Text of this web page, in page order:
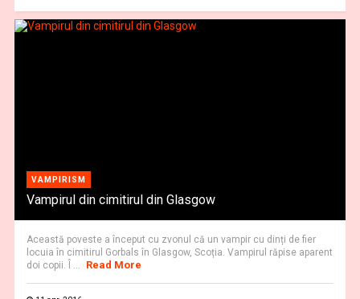
VAMPIRISM
Vampirul din cimitirul din Glasgow
Această poveste a început cu zvonul că un vampir cu dinți de fier
locuia în cimitirul Gorbals în Glasgow, Scoția. Vampirul răpise aparent
doi copii. Î ...
Read More